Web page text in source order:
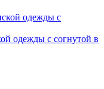
одежды с согнутой в